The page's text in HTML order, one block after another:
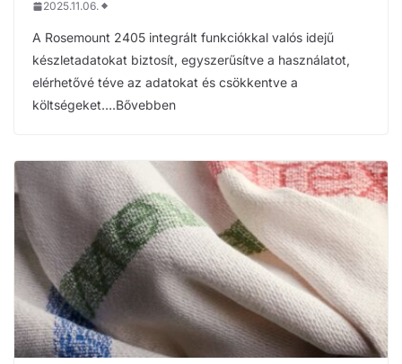
2025.11.06.
A Rosemount 2405 integrált funkciókkal valós idejű
készletadatokat biztosít, egyszerűsítve a használatot,
elérhetővé téve az adatokat és csökkentve a
költségeket….Bővebben